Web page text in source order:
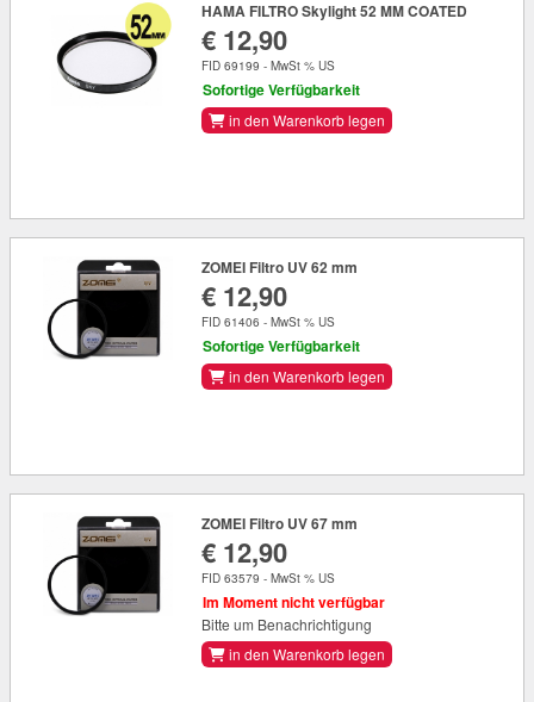
HAMA FILTRO Skylight 52 MM COATED
€ 12,90
FID 69199 - MwSt % US
Sofortige Verfügbarkeit
in den Warenkorb legen
ZOMEI Filtro UV 62 mm
€ 12,90
FID 61406 - MwSt % US
Sofortige Verfügbarkeit
in den Warenkorb legen
ZOMEI Filtro UV 67 mm
€ 12,90
FID 63579 - MwSt % US
Im Moment nicht verfügbar
Bitte um Benachrichtigung
in den Warenkorb legen